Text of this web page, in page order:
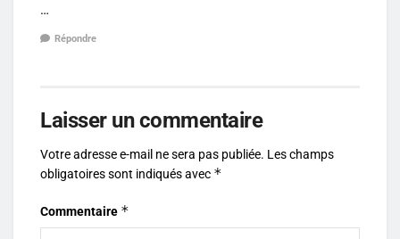
…
Répondre
Laisser un commentaire
Votre adresse e-mail ne sera pas publiée. Les champs
obligatoires sont indiqués avec *
Commentaire *